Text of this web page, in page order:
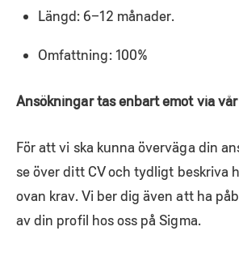
Längd: 6–12 månader.
Omfattning: 100%
Ansökningar tas enbart emot via
För att vi ska kunna överväga din
se över ditt CV och tydligt beskriva
ovan krav. Vi ber dig även att ha
av din profil hos oss på Sigma.